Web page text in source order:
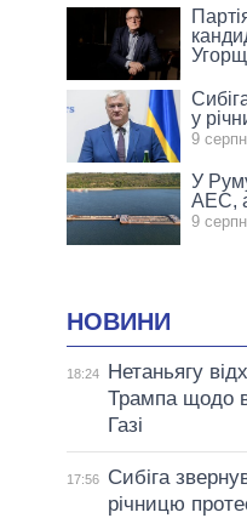
у
9
У
АЕС,
9
НОВИНИ
18:24
Нетаньягу
Трампа щодо
Газі
17:56
Сибіга
річницю